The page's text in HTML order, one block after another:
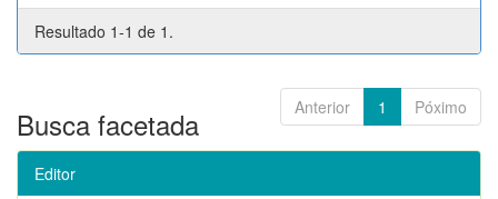
Resultado 1-1 de 1.
Anterior 1 Póximo
Busca facetada
Editor